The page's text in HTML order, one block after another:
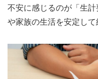
不安に感じるのが「生
や家族の生活を安定して